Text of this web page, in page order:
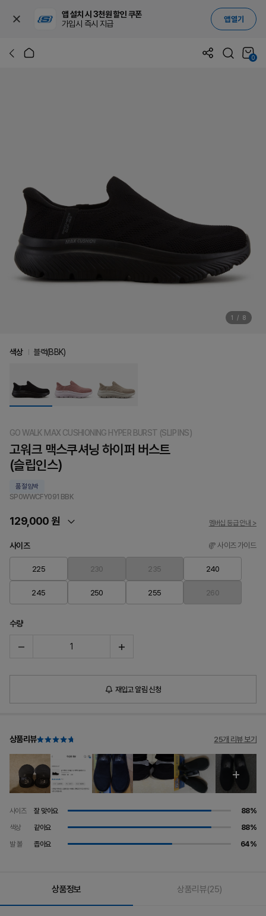
앱 설치 시 3천원 할인 쿠폰
가입시 즉시 지급
앱 열기
0
1 / 8
GO WALK MAX CUSHIONING HYPER BURST (SLIP INS)
고워크 맥스쿠셔닝 하이퍼 버스트
(슬립인스)
품절임박
SP0WWCFY091 BBK
129,000 원 멤버십 등급 안내 >
색상 블랙(BBK)
사이즈 사이즈 가이드
225 230 235 240
245 250 255 260
수량
재입고 알림 신청
상품리뷰 25개 리뷰 보기
사이즈 잘 맞아요
88%
색상
같아요
88%
발 볼
좁아요 64%
상품정보 상품리뷰(25)